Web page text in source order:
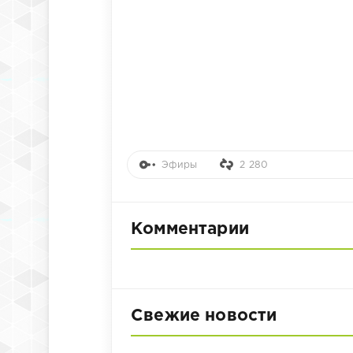
Эфиры 2 280
Комментарии
Свежие новости